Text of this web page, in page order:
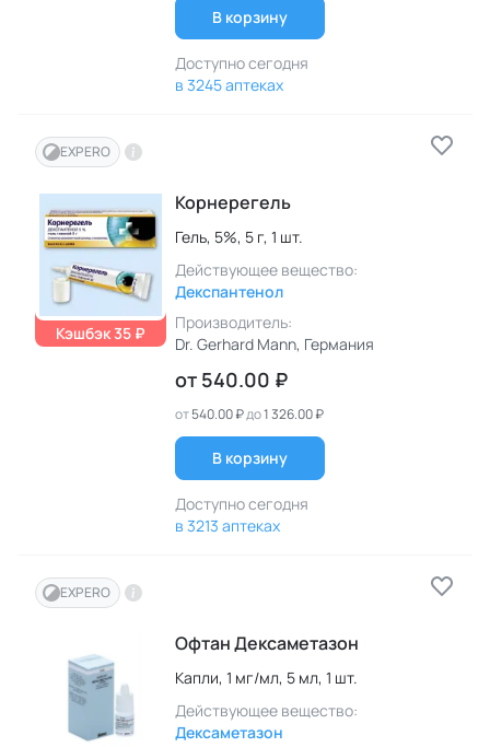
В корзину
Доступно сегодня
в 3245 аптеках
EXPERO
Кэшбэк 35 ₽
Корнерегель
Гель, 5%, 5 г, 1 шт.
Действующее вещество:
Декспантенол
Производитель:
Dr. Gerhard Mann, Германия
от 540.00 ₽
от540.00 ₽до1 326.00 ₽
В корзину
Доступно сегодня
в 3213 аптеках
EXPERO
Офтан Дексаметазон
Капли, 1 мг/мл, 5 мл, 1 шт.
Действующее вещество:
Дексаметазон